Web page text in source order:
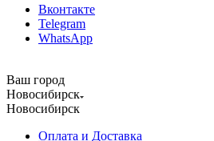
Вконтакте
Telegram
WhatsApp
Ваш город
Новосибирск
Новосибирск
Оплата и Доставка